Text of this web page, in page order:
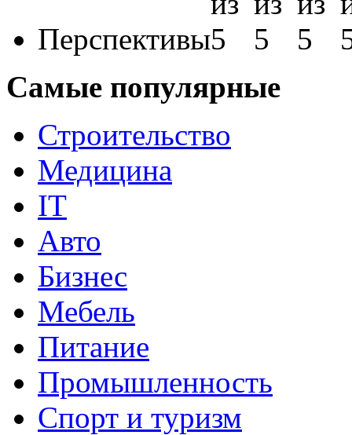
Перспективы
Самые популярные
Строительство
Медицина
IT
Авто
Бизнес
Мебель
Питание
Промышленность
Спорт и туризм